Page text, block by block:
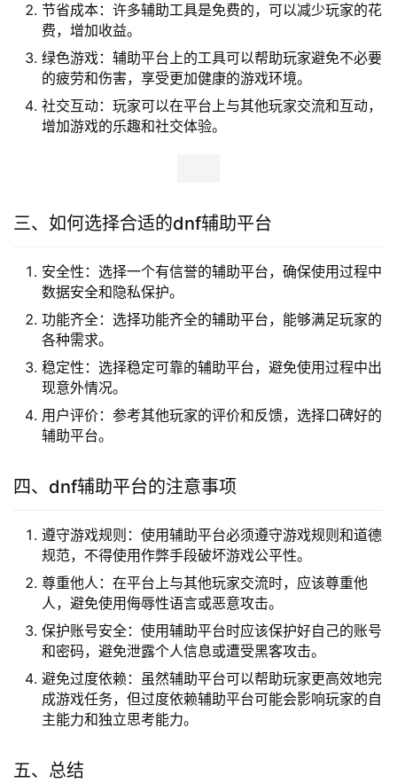
节省成本：许多辅助工具是免费的，可以减少玩家的花
费，增加收益。
绿色游戏：辅助平台上的工具可以帮助玩家避免不必要
的疲劳和伤害，享受更加健康的游戏环境。
社交互动：玩家可以在平台上与其他玩家交流和互动，
增加游戏的乐趣和社交体验。
三、如何选择合适的dnf辅助平台
安全性：选择一个有信誉的辅助平台，确保使用过程中
数据安全和隐私保护。
功能齐全：选择功能齐全的辅助平台，能够满足玩家的
各种需求。
稳定性：选择稳定可靠的辅助平台，避免使用过程中出
现意外情况。
用户评价：参考其他玩家的评价和反馈，选择口碑好的
辅助平台。
四、dnf辅助平台的注意事项
遵守游戏规则：使用辅助平台必须遵守游戏规则和道德
规范，不得使用作弊手段破坏游戏公平性。
尊重他人：在平台上与其他玩家交流时，应该尊重他
人，避免使用侮辱性语言或恶意攻击。
保护账号安全：使用辅助平台时应该保护好自己的账号
和密码，避免泄露个人信息或遭受黑客攻击。
避免过度依赖：虽然辅助平台可以帮助玩家更高效地完
成游戏任务，但过度依赖辅助平台可能会影响玩家的自
主能力和独立思考能力。
五、总结